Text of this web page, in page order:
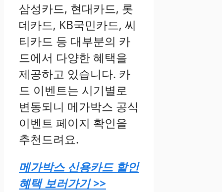
삼성카드, 현대카드, 롯
데카드, KB국민카드, 씨
티카드 등 대부분의 카
드에서 다양한 혜택을
제공하고 있습니다. 카
드 이벤트는 시기별로
변동되니 메가박스 공식
이벤트 페이지 확인을
추천드려요.
메가박스 신용카드 할인
혜택 보러가기 >>